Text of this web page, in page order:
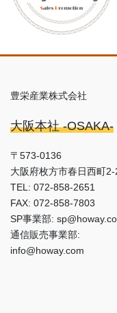
豊栄産業株式会社
大阪本社 -OSAKA-
〒573-0136
大阪府枚方市春日西町
TEL: 072-858-2651
FAX: 072-858-7803
SP事業部:
通信販売事業部:
info@howay.com